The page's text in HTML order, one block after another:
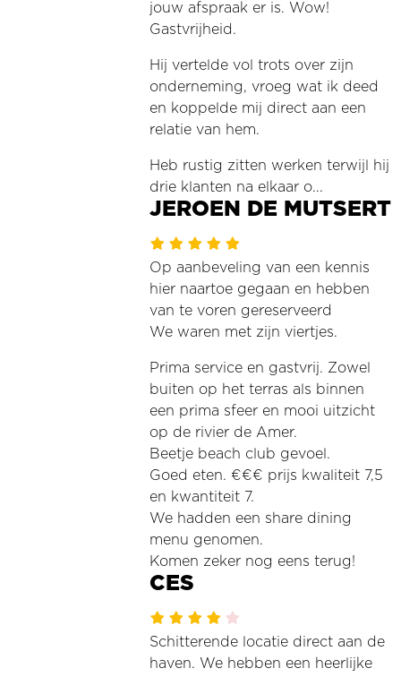
jouw afspraak er is. Wow!
Gastvrijheid.
Hij vertelde vol trots over zijn
onderneming, vroeg wat ik deed
en koppelde mij direct aan een
relatie van hem.
Heb rustig zitten werken terwijl hij
drie klanten na elkaar o...
JEROEN DE MUTSERT
Op aanbeveling van een kennis
hier naartoe gegaan en hebben
van te voren gereserveerd
We waren met zijn viertjes.
Prima service en gastvrij. Zowel
buiten op het terras als binnen
een prima sfeer en mooi uitzicht
op de rivier de Amer.
Beetje beach club gevoel.
Goed eten. €€€ prijs kwaliteit 7,5
en kwantiteit 7.
We hadden een share dining
menu genomen.
Komen zeker nog eens terug!
CES
Schitterende locatie direct aan de
haven. We hebben een heerlijke